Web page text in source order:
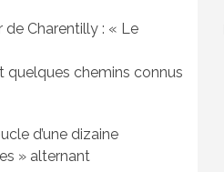
de Charentilly : « Le
quelques chemins connus
d’une dizaine
» alternant